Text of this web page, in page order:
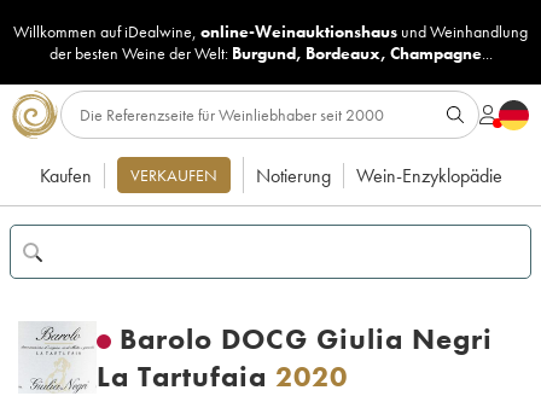
Willkommen auf iDealwine, online-Weinauktionshaus undWeinhandlung
der besten Weine der Welt: Burgund, Bordeaux, Champagne...
Kaufen VERKAUFEN Notierung Wein-Enzyklopädie
Barolo DOCG Giulia Negri
La Tartufaia 2020